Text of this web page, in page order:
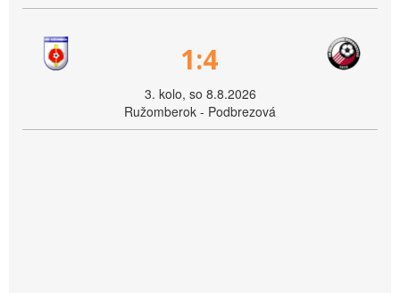
1:4
3. kolo, so 8.8.2026
Ružomberok - Podbrezová